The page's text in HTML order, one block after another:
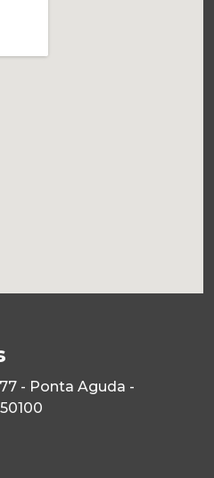
- Ponta Aguda -